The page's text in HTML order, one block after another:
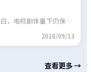
，电视剧体量下仍保留
2018/09/13
查看更多 →